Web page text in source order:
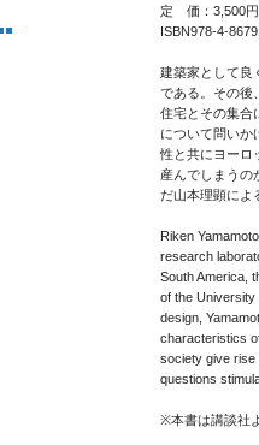
定 価：3,500円
ISBN978-4-
建築家として良
である。その後
住宅とその集合
について問いか
性と共にヨーロ
産んでしまうの
だ山本理顕によ
Riken
research
South America,
of the University
design,
characteristics
society give rise
questions
※本書は講談社